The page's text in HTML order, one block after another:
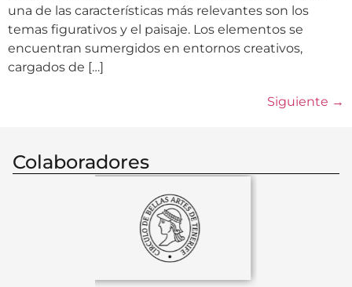
una de las características más relevantes son los
temas figurativos y el paisaje. Los elementos se
encuentran sumergidos en entornos creativos,
cargados de […]
Siguiente →
Colaboradores